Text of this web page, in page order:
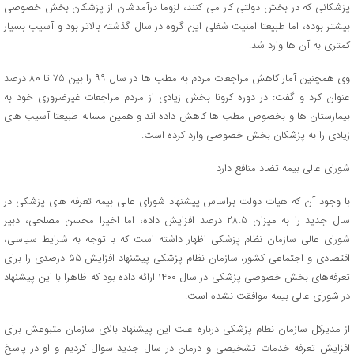
پزشکانی که در بخش دولتی کار می کنند، لزوما درآمدشان از پزشکان بخش خصوصی
بیشتر بوده، اما طبیعتا امنیت شغلی این گروه در سال گذشته بالاتر بود و آسیب بسیار
کمتری به آن ها وارد شد.
وی همچنین آمار کاهش مراجعات مردم به مطب ها در سال ۹۹ را بین ۷۵ تا ۸۰ درصد
عنوان کرد و گفت: در دوره کرونا بخش زیادی از مردم مراجعات غیرضروری خود به
بیمارستان ها و بخصوص مطب ها کاهش داده اند و همین مساله طبیعتا آسیب های
زیادی را به پزشکان بخش خصوصی وارد کرده است.
شورای عالی بیمه تضاد منافع دارد
با وجود آن که هیات دولت براساس پیشنهاد شورای عالی بیمه تعرفه های پزشکی در
سال جدید را به میزان ۲۸.۵ درصد افزایش داده، اما اخیرا محسن مصلحی، دبیر
شورای عالی سازمان نظام پزشکی اظهار داشته است که با توجه به شرایط سیاسی،
اقتصادی و اجتماعی کشور، سازمان نظام پزشکی پیشنهاد افزایش ۵۵ درصدی را برای
تعرفه‌های بخش خصوصی پزشکی در سال ۱۴۰۰ ارائه داده بود که ظاهرا با این پیشنهاد
در شورای عالی بیمه موافقت نشده است.
از مدیرکل سازمان نظام پزشکی درباره علت این پیشنهاد بالای سازمان متبوعش برای
افزایش تعرفه خدمات تشخیصی و درمان در سال جدید سوال کردیم و او در پاسخ